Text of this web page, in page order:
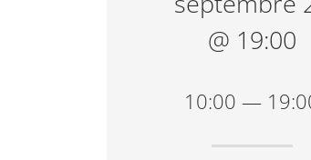
@ 19:00
10:00 —